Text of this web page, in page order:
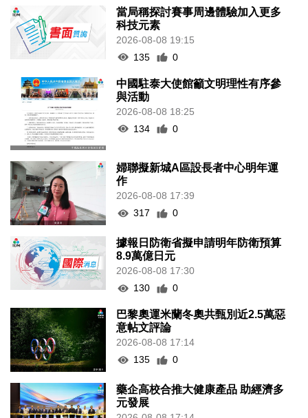
當局稱探討賽事周邊體驗加入更多
科技元素
2026-08-08 19:15
135
0
中國駐泰大使館籲文明理性有序參
與活動
2026-08-08 18:25
134
0
婦聯擬新城A區設長者中心明年運
作
2026-08-08 17:39
317
0
據報日防衛省擬申請明年防衛預算
8.9萬億日元
2026-08-08 17:30
130
0
巴黎奧運米蘭冬奧共甄別近2.5萬惡
意帖文評論
2026-08-08 17:14
135
0
藥企高校合推大健康產品 助經濟多
元發展